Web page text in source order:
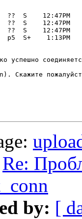
??  S    12:47PM
??  S    12:47PM
??  S    12:47PM
p5  S+    1:13PM
успешно
Re:
by: [